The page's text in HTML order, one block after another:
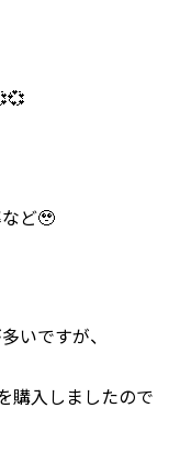
ど🥹
いですが、
購入しましたので